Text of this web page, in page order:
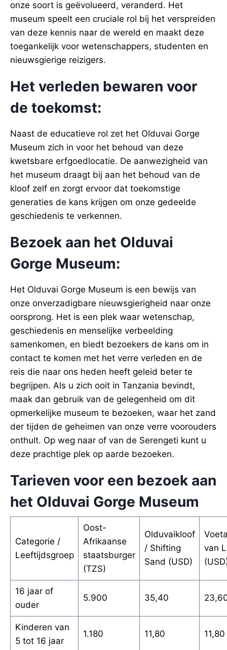
onze soort is geëvolueerd, veranderd. Het
museum speelt een cruciale rol bij het verspreiden
van deze kennis naar de wereld en maakt deze
toegankelijk voor wetenschappers, studenten en
nieuwsgierige reizigers.
Het verleden bewaren voor
de toekomst:
Naast de educatieve rol zet het Olduvai Gorge
Museum zich in voor het behoud van deze
kwetsbare erfgoedlocatie. De aanwezigheid van
het museum draagt bij aan het behoud van de
kloof zelf en zorgt ervoor dat toekomstige
generaties de kans krijgen om onze gedeelde
geschiedenis te verkennen.
Bezoek aan het Olduvai
Gorge Museum:
Het Olduvai Gorge Museum is een bewijs van
onze onverzadigbare nieuwsgierigheid naar onze
oorsprong. Het is een plek waar wetenschap,
geschiedenis en menselijke verbeelding
samenkomen, en biedt bezoekers de kans om in
contact te komen met het verre verleden en de
reis die naar ons heden heeft geleid beter te
begrijpen. Als u zich ooit in Tanzania bevindt,
maak dan gebruik van de gelegenheid om dit
opmerkelijke museum te bezoeken, waar het zand
der tijden de geheimen van onze verre voorouders
onthult. Op weg naar of van de Serengeti kunt u
deze prachtige plek op aarde bezoeken.
Tarieven voor een bezoek aan
het Olduvai Gorge Museum
Categorie /
Leeftijdsgroep
Oost-
Afrikaanse
staatsburger
(TZS)
Olduvaikloof
/ Shifting
Sand (USD)
van
16 jaar of
ouder
5.900 35,40
Kinderen van
5 tot 16 jaar
1.180 11,80 11,80